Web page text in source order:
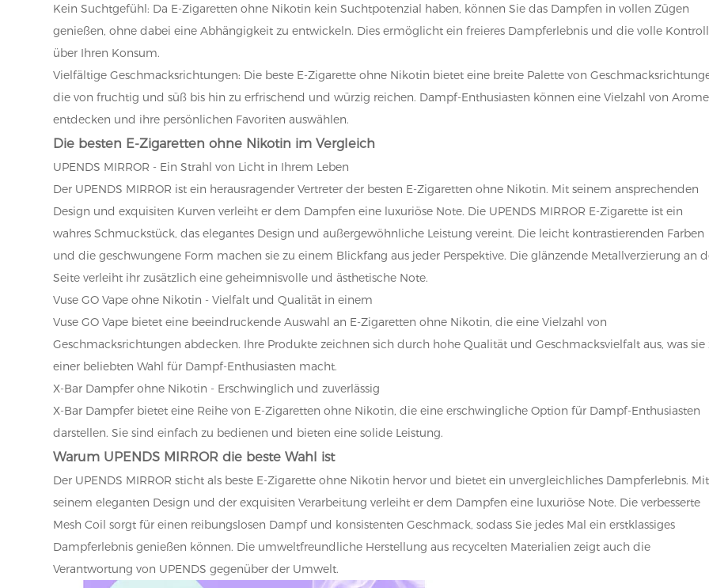
Kein Suchtgefühl: Da E-Zigaretten ohne Nikotin kein Suchtpotenzial haben, können Sie das Dampfen in vollen Zügen
genießen, ohne dabei eine Abhängigkeit zu entwickeln. Dies ermöglicht ein freieres Dampferlebnis und die volle
über Ihren Konsum.
Vielfältige Geschmacksrichtungen: Die beste E-Zigarette ohne Nikotin bietet eine breite Palette von
die von fruchtig und süß bis hin zu erfrischend und würzig reichen. Dampf-Enthusiasten können eine Vielzahl von
entdecken und ihre persönlichen Favoriten auswählen.
Die besten E-Zigaretten ohne Nikotin im Vergleich
UPENDS MIRROR - Ein Strahl von Licht in Ihrem Leben
Der UPENDS MIRROR ist ein herausragender Vertreter der besten E-Zigaretten ohne Nikotin. Mit seinem ansprechenden
Design und exquisiten Kurven verleiht er dem Dampfen eine luxuriöse Note. Die UPENDS MIRROR E-Zigarette ist ein
wahres Schmuckstück, das elegantes Design und außergewöhnliche Leistung vereint. Die leicht kontrastierenden Farben
und die geschwungene Form machen sie zu einem Blickfang aus jeder Perspektive. Die glänzende Metallverzierung an
Seite verleiht ihr zusätzlich eine geheimnisvolle und ästhetische Note.
Vuse GO Vape ohne Nikotin - Vielfalt und Qualität in einem
Vuse GO Vape bietet eine beeindruckende Auswahl an E-Zigaretten ohne Nikotin, die eine Vielzahl von
Geschmacksrichtungen abdecken. Ihre Produkte zeichnen sich durch hohe Qualität und Geschmacksvielfalt aus, was sie
einer beliebten Wahl für Dampf-Enthusiasten macht.
X-Bar Dampfer ohne Nikotin - Erschwinglich und zuverlässig
X-Bar Dampfer bietet eine Reihe von E-Zigaretten ohne Nikotin, die eine erschwingliche Option für Dampf-Enthusiasten
darstellen. Sie sind einfach zu bedienen und bieten eine solide Leistung.
Warum UPENDS MIRROR die beste Wahl ist
Der UPENDS MIRROR sticht als beste E-Zigarette ohne Nikotin hervor und bietet ein unvergleichliches Dampferlebnis. Mit
seinem eleganten Design und der exquisiten Verarbeitung verleiht er dem Dampfen eine luxuriöse Note. Die verbesserte
Mesh Coil sorgt für einen reibungslosen Dampf und konsistenten Geschmack, sodass Sie jedes Mal ein erstklassiges
Dampferlebnis genießen können. Die umweltfreundliche Herstellung aus recycelten Materialien zeigt auch die
Verantwortung von UPENDS gegenüber der Umwelt.